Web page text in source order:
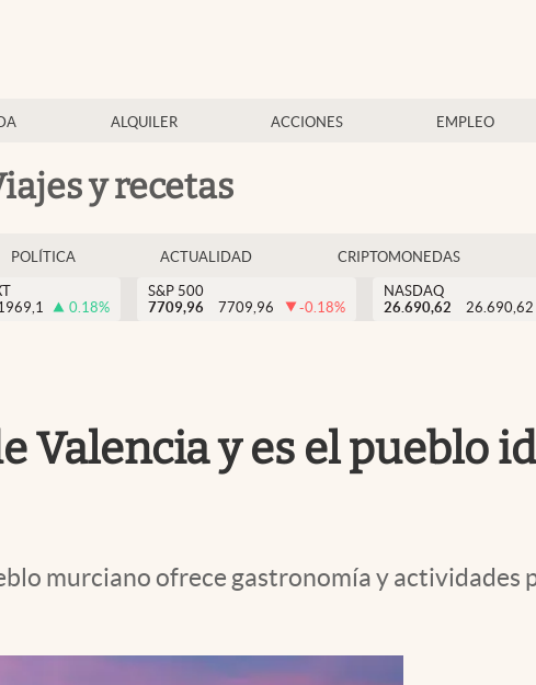
ALQUILER ACCIONES EMPLEO
y recetas
POLÍTICA ACTUALIDAD CRIPTOMONEDAS
0.18%
S&P 500
7709,96
7709,96 -0.18%
NASDAQ
26.690,62
26.690,62
Valencia y es el pueblo
murciano ofrece gastronomía y actividades